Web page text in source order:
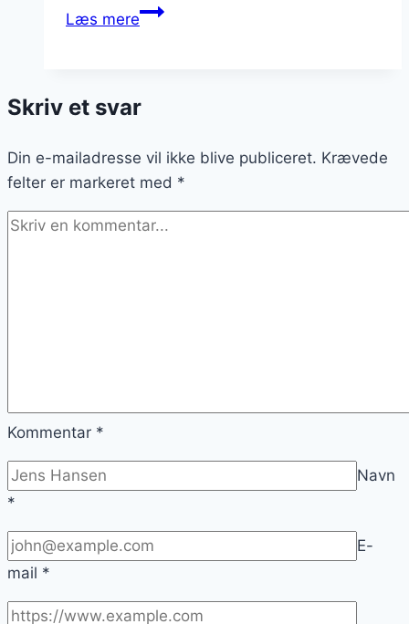
Læs mereChiagrød
dessert
Skriv et svar
Din e-mailadresse vil ikke blive publiceret. Krævede
felter er markeret med *
Kommentar *
Navn
*
E-
mail *